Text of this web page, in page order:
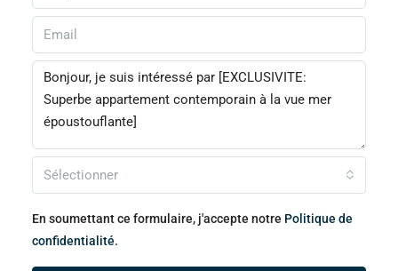
Sélectionner
En soumettant ce formulaire, j'accepte notre Politique de
confidentialité.